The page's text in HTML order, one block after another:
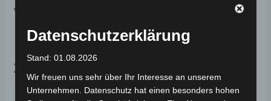
VS1 VORDERER BLINKER
LINKS
29,00
IN DEN WARENKORB
Datenschutzerklärung
Stand: 01.08.2026
Wir freuen uns sehr über Ihr Interesse an unserem
Unternehmen. Datenschutz hat einen besonders hohen